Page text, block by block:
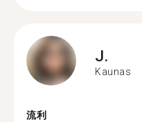
J.
Kaunas
流利